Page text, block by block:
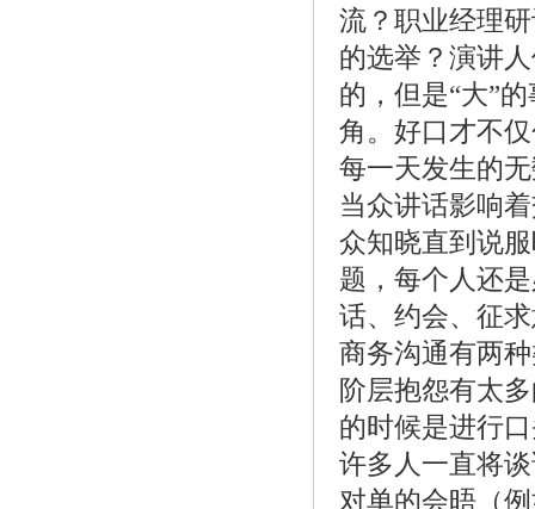
流？职业经理
的选举？演讲
的，但是“大”
角。好口才不
每一天发生的
当众讲话影响
众知晓直到说
题，每个人还
话、约会、征
商务沟通有两
阶层抱怨有太
的时候是进行
许多人一直将
对单的会晤（